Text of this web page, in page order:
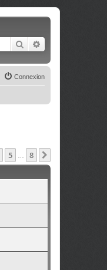
Rechercher
Connexion
5 8